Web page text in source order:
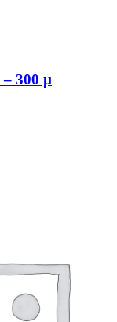
300 µ